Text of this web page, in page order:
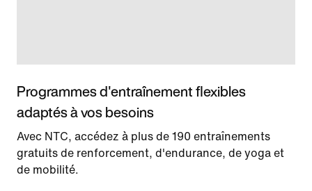
Programmes d'entraînement flexibles
adaptés à vos besoins
Avec NTC, accédez à plus de 190 entraînements
gratuits de renforcement, d'endurance, de yoga et
de mobilité.